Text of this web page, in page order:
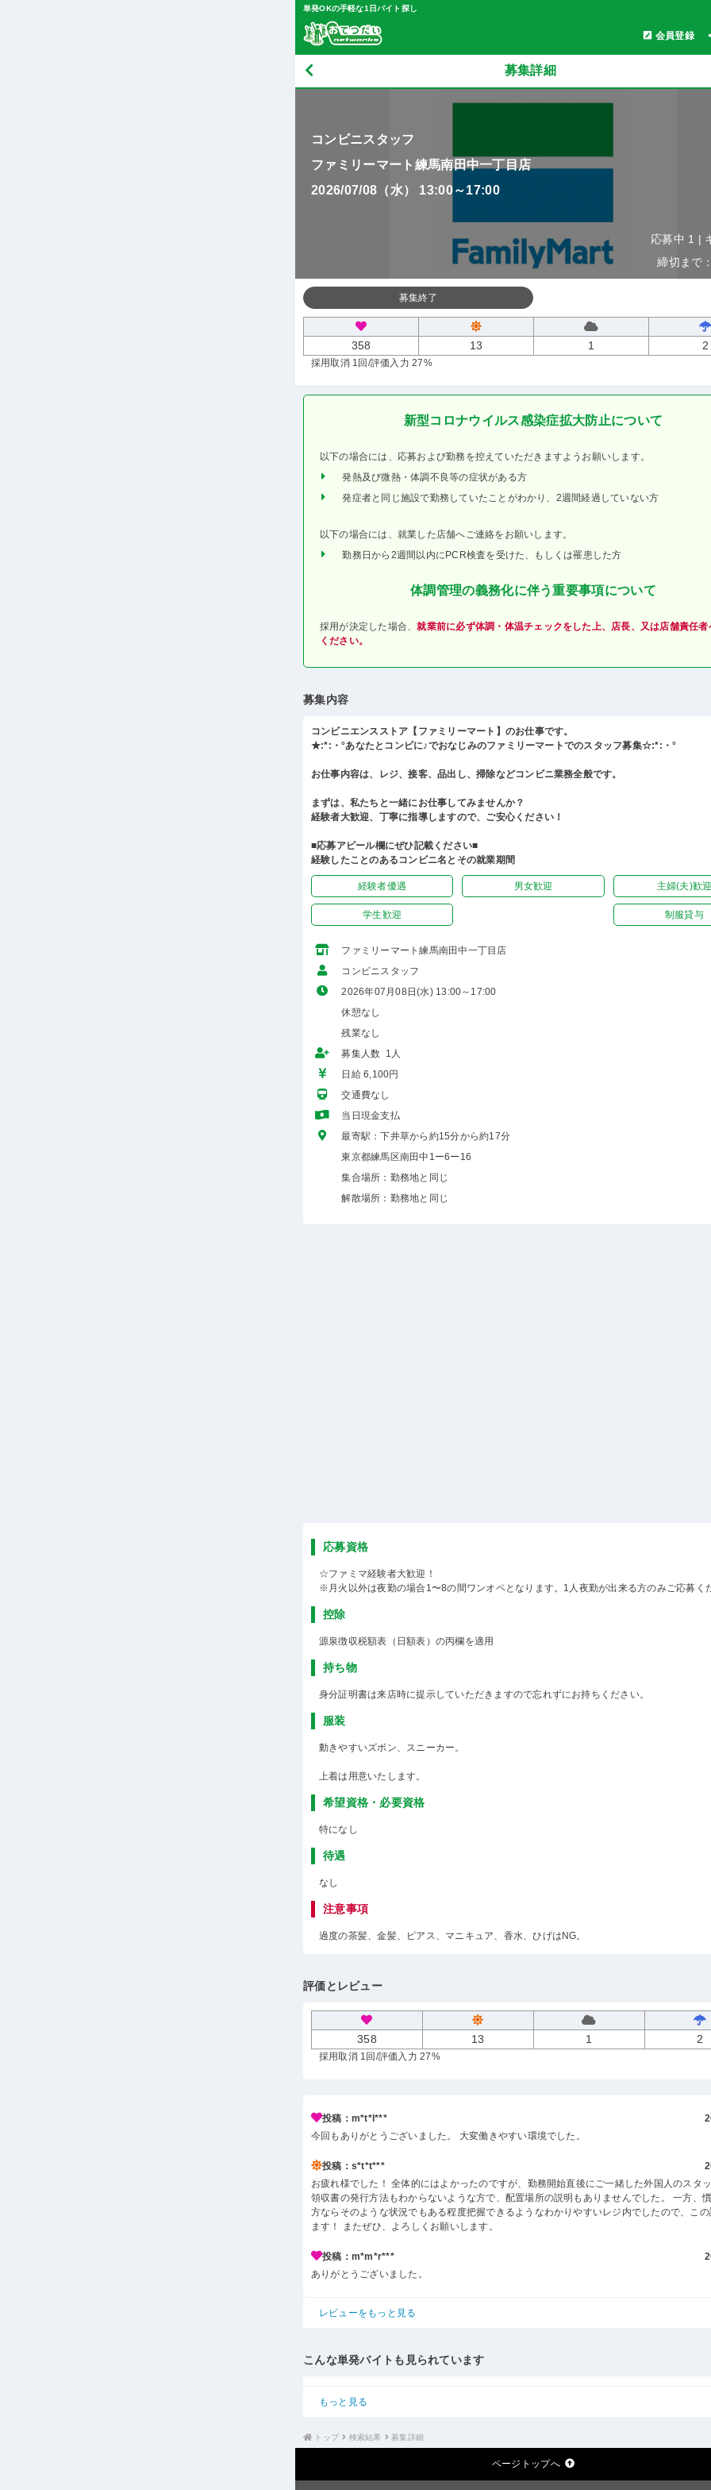
単発OKの手軽な1日バイト探し
会員登録
募集詳細
コンビニスタッフ
ファミリーマート練馬南田中一丁目店
2026/07/08（水） 13:00～17:00
応募中 1 |
締切まで
募集終了
358 13 1 2
採用取消 1回 /評価入力 27%
新型コロナウイルス感染症拡大防止について
以下の場合には、応募および勤務を控えていただきますようお願いします。
発熱及び微熱・体調不良等の症状がある方
発症者と同じ施設で勤務していたことがわかり、2週間経過していない方
以下の場合には、就業した店舗へご連絡をお願いします。
勤務日から2週間以内にPCR検査を受けた、もしくは罹患した方
体調管理の義務化に伴う重要事項について
採用が決定した場合、就業前に必ず体調・体温チェックをした上、店長、又は店舗責任者
ください。
募集内容
コンビニエンスストア【ファミリーマート】のお仕事です。
★:*:・°あなたとコンビに♪でおなじみのファミリーマートでのスタッフ募集☆:*:・°
お仕事内容は、レジ、接客、品出し、掃除などコンビニ業務全般です。
まずは、私たちと一緒にお仕事してみませんか？
経験者大歓迎、丁寧に指導しますので、ご安心ください！
■応募アピール欄にぜひ記載ください■
経験したことのあるコンビニ名とその就業期間
経験者優遇 男女歓迎 主婦(夫)歓
学生歓迎 制服貸与
ファミリーマート練馬南田中一丁目店
コンビニスタッフ
2026年07月08日(水) 13:00～17:00
休憩なし
残業なし
募集人数 1人
日給 6,100円
交通費なし
当日現金支払
最寄駅：下井草から約15分から約17分
東京都練馬区南田中1ー6ー16
集合場所：勤務地と同じ
解散場所：勤務地と同じ
応募資格
☆ファミマ経験者大歓迎！
※月火以外は夜勤の場合1〜8の間ワンオペとなります。1人夜勤が出来る方のみご応募く
控除
源泉徴収税額表（日額表）の丙欄を適用
持ち物
身分証明書は来店時に提示していただきますので忘れずにお持ちください。
服装
動きやすいズボン、スニーカー。
上着は用意いたします。
希望資格・必要資格
特になし
待遇
なし
注意事項
過度の茶髪、金髪、ピアス、マニキュア、香水、ひげはNG。
評価とレビュー
358 13 1 2
採用取消 1回 /評価入力 27%
投稿：m*t*l***
今回もありがとうございました。 大変働きやすい環境でした。
投稿：s*t*t***
お疲れ様でした！ 全体的にはよかったのですが、勤務開始直後にご一緒した外国人のスタ
領収書の発行方法もわからないような方で、配置場所の説明もありませんでした。 一方、
方ならそのような状況でもある程度把握できるようなわかりやすいレジ内でしたので、こ
ます！ またぜひ、よろしくお願いします。
投稿：m*m*r***
ありがとうございました。
レビューをもっと見る
こんな単発バイトも見られています
もっと見る
トップ 検索結果 募集詳細
ページトップへ